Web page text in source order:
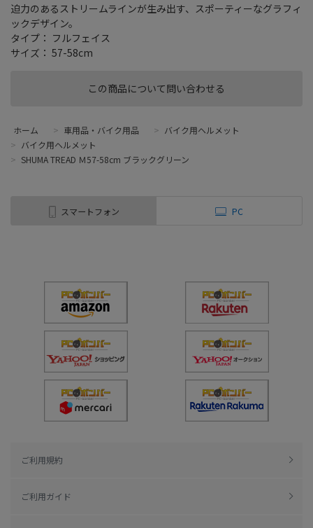
この商品について問い合わせる
迫力のあるストリームラインが生み出す、スポーティーなグラフィ
ックデザイン。
タイプ： フルフェイス
サイズ： 57-58cm
ホーム > 車用品・バイク用品 > バイク用ヘルメット
> バイク用ヘルメット
> SHUMA TREAD Ｍ57-58cm ブラックグリーン
スマートフォン PC
ご利用規約
ご利用ガイド